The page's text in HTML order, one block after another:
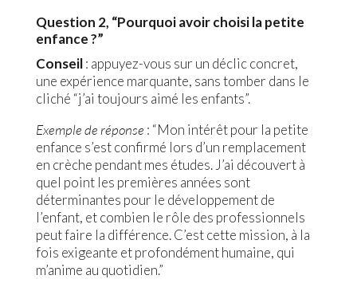
Question 2, “Pourquoi avoir choisi la petite
enfance ?”
Conseil: appuyez-vous sur un déclic concret,
une expérience marquante, sans tomber dans le
cliché “j’ai toujours aimé les enfants”.
Exemple de réponse : “Mon intérêt pour la petite
enfance s’est confirmé lors d’un remplacement
en crèche pendant mes études. J’ai découvert à
quel point les premières années sont
déterminantes pour le développement de
l’enfant, et combien le rôle des professionnels
peut faire la différence. C’est cette mission, à la
fois exigeante et profondément humaine, qui
m’anime au quotidien.”